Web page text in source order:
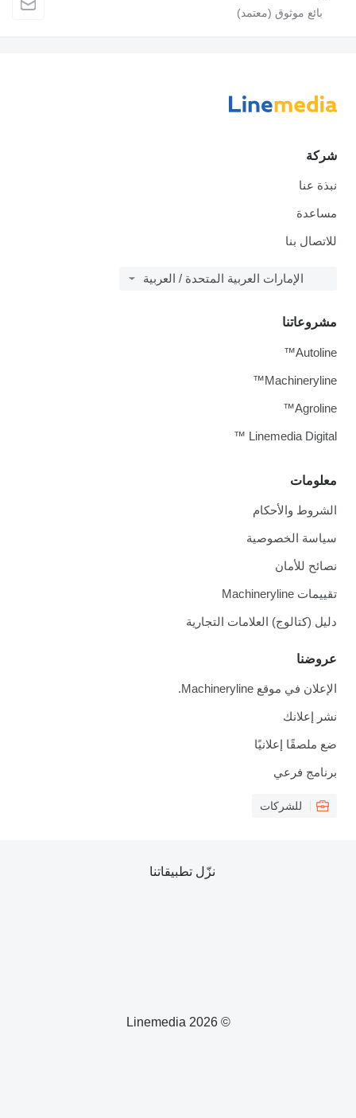
شركة
نبذة عنا
مساعدة
للاتصال بنا
الإمارات العربية المتحدة / العربية
معلومات
الشروط والأحكام
سياسة الخصوصية
نصائح للأمان
تقييمات Machineryline
دليل (كتالوج) العلامات التجارية
عروضنا
الإعلان في موقع Machineryline.
نشر إعلانك
ضع ملصقًا إعلانيًا
برنامج فرعي
للشركات
مشروعاتنا
Autoline™
Machineryline™
Agroline™
Linemedia Digital ™
© 2026 Linemedia
نزّل تطبيقاتنا